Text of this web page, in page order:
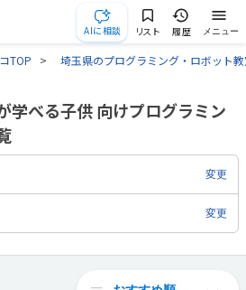
AIに相談 リスト 履歴 メニュー
TOP 埼玉県のプログラミング・ロボット
学べる子供 向けプログラミン
変更
変更